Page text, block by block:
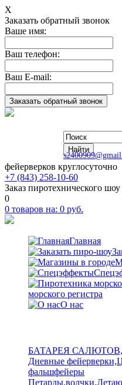
Х
Заказать обратный звонок
Ваше имя:
Ваш телефон:
Ваш E-mail:
фейерверков круглосуточно
+7 (843) 258-10-60
Заказ пиротехнического шоу
0
0 товаров на: 0 руб.
Главная
морского регистра
О нас
БАТАРЕЯ
Дневные
фальшфейеры